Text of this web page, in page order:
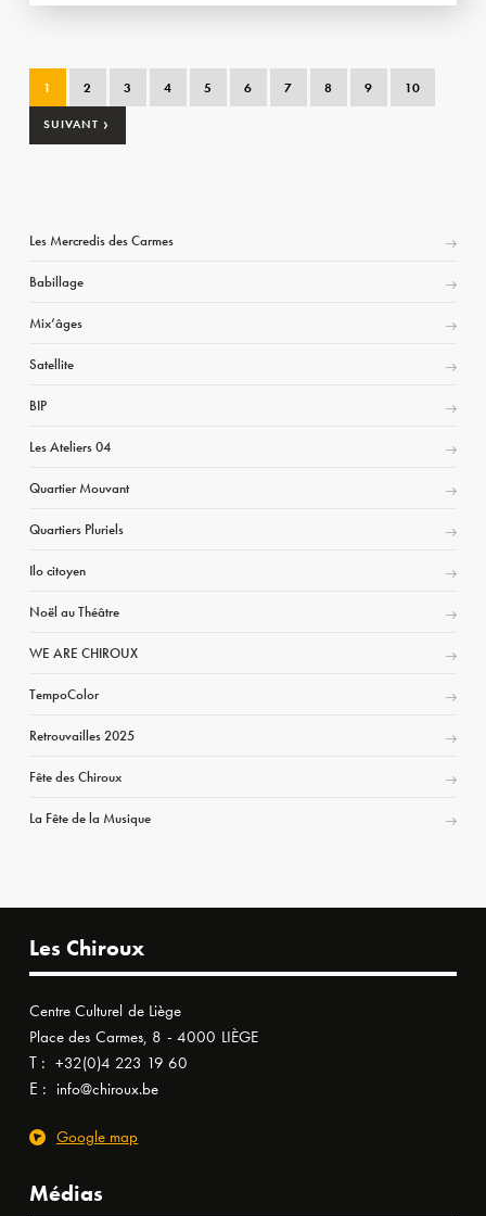
1 2 3 4 5 6 7 8 9 10
SUIVANT ›
Les Mercredis des Carmes
Babillage
Mix’âges
Satellite
BIP
Les Ateliers 04
Quartier Mouvant
Quartiers Pluriels
Ilo citoyen
Noël au Théâtre
WE ARE CHIROUX
TempoColor
Retrouvailles 2025
Fête des Chiroux
La Fête de la Musique
Les Chiroux
Centre Culturel de Liège
Place des Carmes, 8 - 4000 LIÈGE
T : +32(0)4 223 19 60
E : info@chiroux.be
Google map
Médias